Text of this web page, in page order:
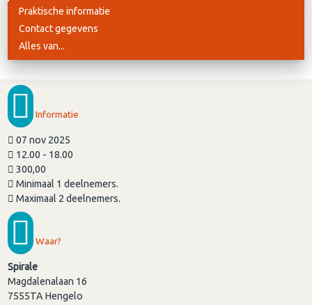
Praktische informatie
Contact gegevens
Alles van...
Informatie
07 nov 2025
12.00 - 18.00
300,00
Minimaal 1 deelnemers.
Maximaal 2 deelnemers.
Waar?
Spirale
Magdalenalaan 16
7555TA Hengelo